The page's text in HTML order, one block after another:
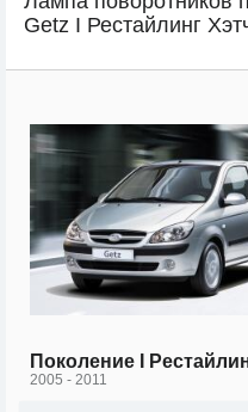
Getz I Рестайлинг
Поколение I
2005 - 2011